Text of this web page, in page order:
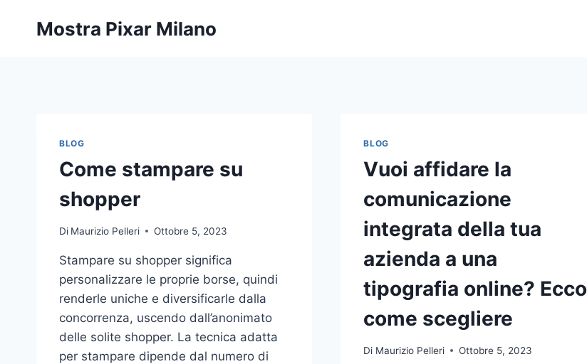
Mostra Pixar Milano
BLOG
Come stampare su
shopper
Di Maurizio Pelleri Ottobre 5, 2023
Stampare su shopper significa
personalizzare le proprie borse, quindi
renderle uniche e diversificarle dalla
concorrenza, uscendo dall’anonimato
delle solite shopper. La tecnica adatta
per stampare dipende dal numero di
BLOG
Vuoi affidare la
comunicazione
integrata della tua
azienda a una
tipografia online? Ecco
come scegliere
Di Maurizio Pelleri Ottobre 5, 2023